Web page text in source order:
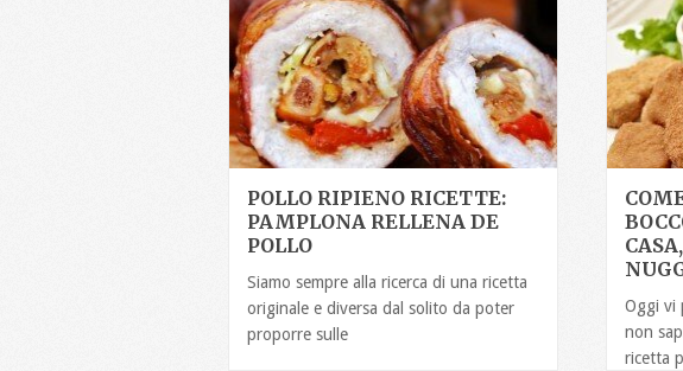
POLLO RIPIENO RICETTE:
PAMPLONA RELLENA DE
POLLO
Siamo sempre alla ricerca di una ricetta
originale e diversa dal solito da poter
proporre sulle
Oggi vi
non
ricetta